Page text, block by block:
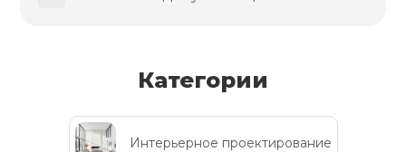
Категории
Интерьерное проектирование